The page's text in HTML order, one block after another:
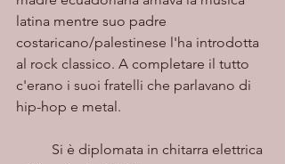
latina mentre suo padre
costaricano/palestinese l'ha introdotta
al rock classico. A completare il tutto
c'erano i suoi fratelli che parlavano di
hip-hop e metal.